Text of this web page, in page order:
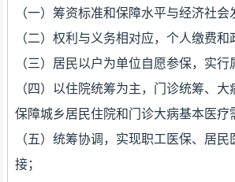
（一）筹资标准和保障水平与经济社会
（二）权利与义务相对应，个人缴费和
（三）居民以户为单位自愿参保，实行
（四）以住院统筹为主，门诊统筹、
保障城乡居民住院和门诊大病基本医疗
（五）统筹协调，实现职工医保、居
接；